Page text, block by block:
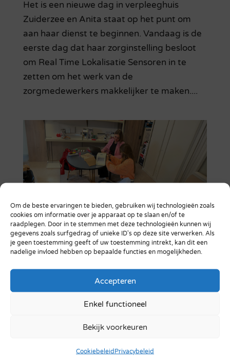
Om de beste ervaringen te bieden, gebruiken wij technologieën zoals
cookies om informatie over je apparaat op te slaan en/of te
raadplegen. Door in te stemmen met deze technologieën kunnen wij
gegevens zoals surfgedrag of unieke ID's op deze site verwerken. Als
je geen toestemming geeft of uw toestemming intrekt, kan dit een
nadelige invloed hebben op bepaalde functies en mogelijkheden.
Accepteren
Enkel functioneel
Bekijk voorkeuren
Cookiebeleid Privacybeleid
Het is een nieuwe dag in verpleeghuis
Zuiderzee en Anita staat op het punt om
aan haar dienst te beginnen. Vandaag is de
eerste dag dat haar zorginstelling besloot
om Real Time Lokalisatie Sensoren in te
zetten om het werk van de
zorgmedewerkers makkelijker te maken....
Grootschalige implementatie
van Real-Time Lokalisatie bij
Zorggroep Elde Maasduinen
Het snel vinden van essentiële
zorgsector. Dit was ook het geval bij